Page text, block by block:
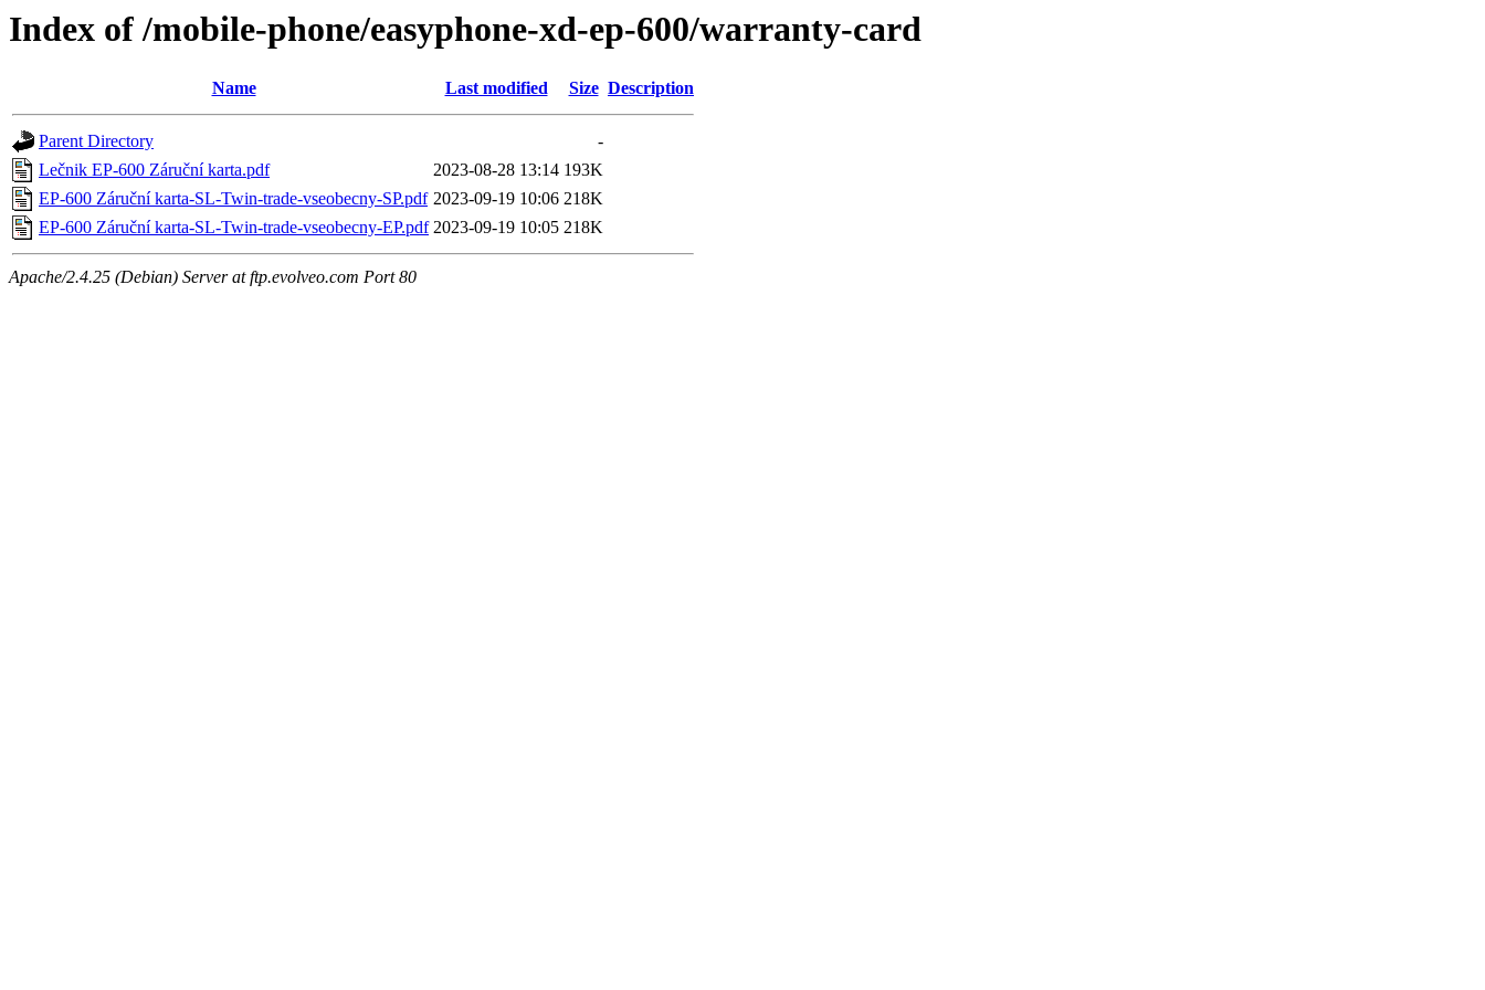
Index of /mobile-phone/easyphone-xd-ep-600/warranty-card
Name Last modified Size Description
Parent Directory
-
Lečnik EP-600 Záruční karta.pdf
2023-08-28 13:14 193K
EP-600 Záruční karta-SL-Twin-trade-vseobecny-SP.pdf 2023-09-19 10:06 218K
EP-600 Záruční karta-SL-Twin-trade-vseobecny-EP.pdf 2023-09-19 10:05 218K
Apache/2.4.25 (Debian) Server at ftp.evolveo.com Port 80